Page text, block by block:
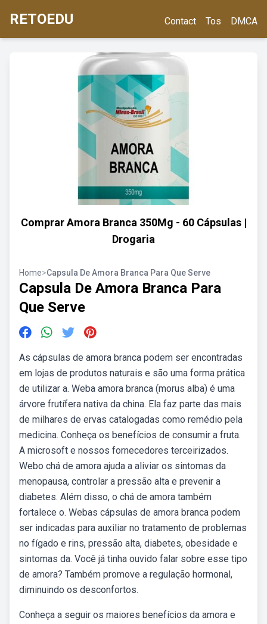
RETOEDU Contact Tos DMCA
Comprar Amora Branca 350Mg - 60 Cápsulas |
Drogaria
Home>Capsula De Amora Branca Para Que Serve
Capsula De Amora Branca Para
Que Serve
As cápsulas de amora branca podem ser encontradas
em lojas de produtos naturais e são uma forma prática
de utilizar a. Weba amora branca (morus alba) é uma
árvore frutífera nativa da china. Ela faz parte das mais
de milhares de ervas catalogadas como remédio pela
medicina. Conheça os benefícios de consumir a fruta.
A microsoft e nossos fornecedores terceirizados.
Webo chá de amora ajuda a aliviar os sintomas da
menopausa, controlar a pressão alta e prevenir a
diabetes. Além disso, o chá de amora também
fortalece o. Webas cápsulas de amora branca podem
ser indicadas para auxiliar no tratamento de problemas
no fígado e rins, pressão alta, diabetes, obesidade e
sintomas da. Você já tinha ouvido falar sobre esse tipo
de amora? Também promove a regulação hormonal,
diminuindo os desconfortos.
Conheça a seguir os maiores benefícios da amora e